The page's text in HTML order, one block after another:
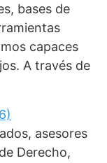
bases de
capaces
A través de
asesores
Derecho,